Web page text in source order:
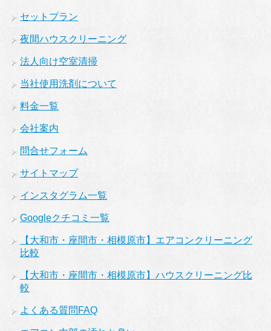
セットプラン
夜間ハウスクリーニング
法人向け空室清掃
当社使用洗剤について
料金一覧
会社案内
問合せフォーム
サイトマップ
インスタグラム一覧
Googleクチコミ一覧
【大和市・座間市・相模原市】エアコンクリーニング
比較
【大和市・座間市・相模原市】ハウスクリーニング比
較
よくある質問FAQ